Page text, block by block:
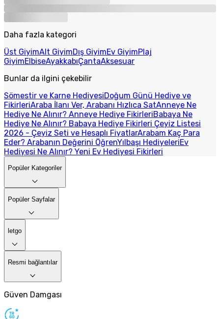
Daha fazla kategori
Üst GiyimAlt GiyimDış GiyimEv GiyimPlaj
GiyimElbiseAyakkabıÇantaAksesuar
Bunlar da ilgini çekebilir
Sömestir ve Karne HediyesiDoğum Günü Hediye ve
FikirleriAraba İlanı Ver, Arabanı Hızlıca SatAnneye Ne
Hediye Ne Alınır? Anneye Hediye FikirleriBabaya Ne
Hediye Ne Alınır? Babaya Hediye Fikirleri Çeyiz Listesi
2026 - Çeyiz Seti ve Hesaplı FiyatlarArabam Kaç Para
Eder? Arabanın Değerini ÖğrenYılbaşı HediyeleriEv
Hediyesi Ne Alınır? Yeni Ev Hediyesi Fikirleri
Popüler Kategoriler
Popüler Sayfalar
letgo
Resmi bağlantılar
Güven Damgası